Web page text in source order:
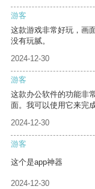
游客
这款游戏非常好玩，画
没有玩腻。
2024-12-30
游客
这款办公软件的功能非
面。我可以使用它来完
2024-12-30
游客
这个是app神器
2024-12-30